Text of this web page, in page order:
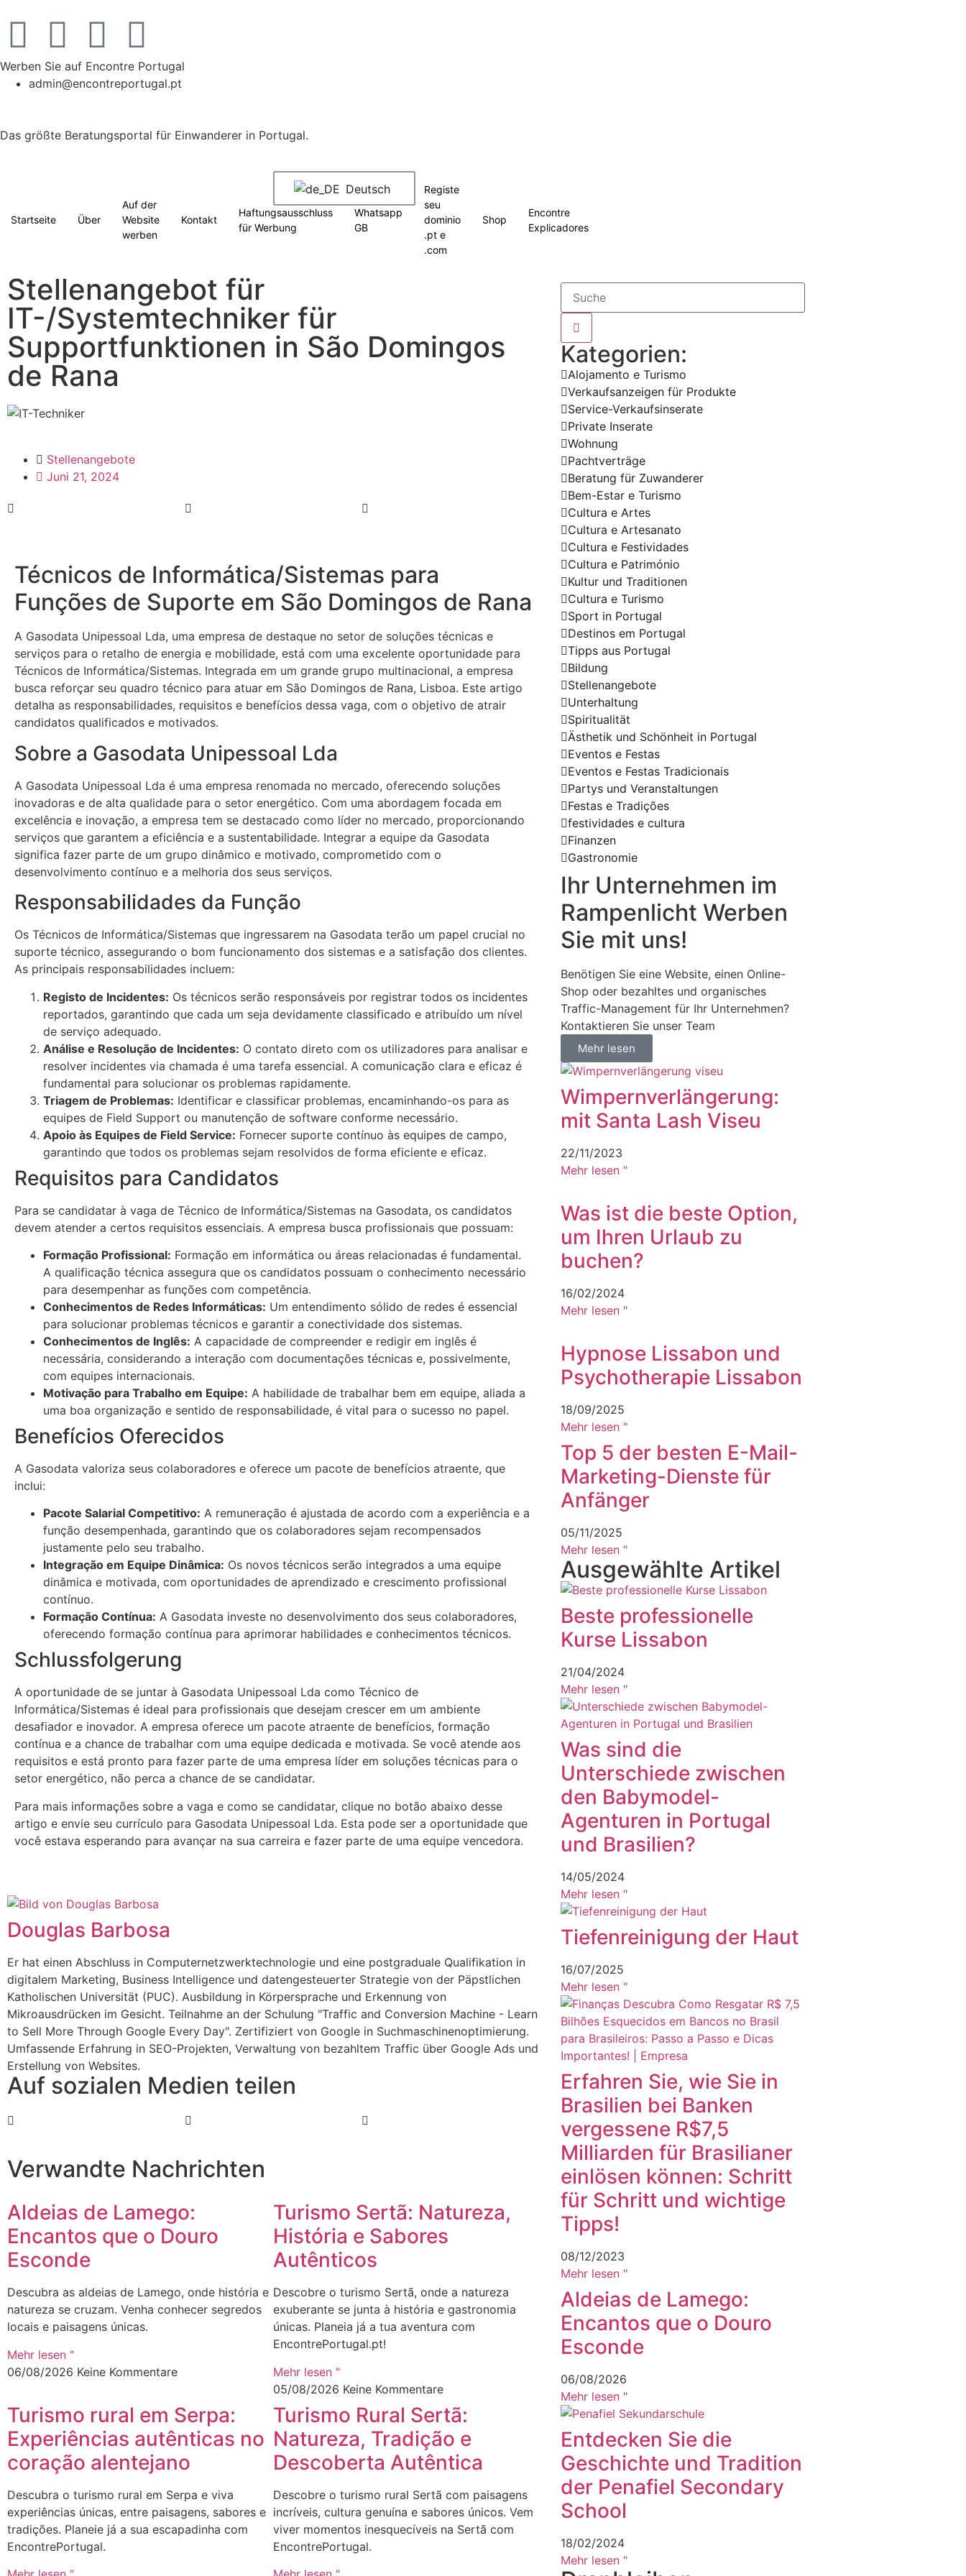
Werben Sie auf Encontre Portugal
admin@encontreportugal.pt
Das größte Beratungsportal für Einwanderer in Portugal.
Startseite Über
Auf der
Website
werben
Kontakt
Haftungsausschluss
für Werbung
Whatsapp
GB
Registe
seu
dominio
.pt e
.com
Shop
Encontre
Explicadores
Deutsch
Stellenangebot für
IT-/Systemtechniker für
Supportfunktionen in São Domingos
de Rana
Stellenangebote
Juni 21, 2024
Técnicos de Informática/Sistemas para
Funções de Suporte em São Domingos de Rana
A Gasodata Unipessoal Lda, uma empresa de destaque no setor de soluções técnicas e
serviços para o retalho de energia e mobilidade, está com uma excelente oportunidade para
Técnicos de Informática/Sistemas. Integrada em um grande grupo multinacional, a empresa
busca reforçar seu quadro técnico para atuar em São Domingos de Rana, Lisboa. Este artigo
detalha as responsabilidades, requisitos e benefícios dessa vaga, com o objetivo de atrair
candidatos qualificados e motivados.
Sobre a Gasodata Unipessoal Lda
A Gasodata Unipessoal Lda é uma empresa renomada no mercado, oferecendo soluções
inovadoras e de alta qualidade para o setor energético. Com uma abordagem focada em
excelência e inovação, a empresa tem se destacado como líder no mercado, proporcionando
serviços que garantem a eficiência e a sustentabilidade. Integrar a equipe da Gasodata
significa fazer parte de um grupo dinâmico e motivado, comprometido com o
desenvolvimento contínuo e a melhoria dos seus serviços.
Responsabilidades da Função
Os Técnicos de Informática/Sistemas que ingressarem na Gasodata terão um papel crucial no
suporte técnico, assegurando o bom funcionamento dos sistemas e a satisfação dos clientes.
As principais responsabilidades incluem:
Registo de Incidentes: Os técnicos serão responsáveis por registrar todos os incidentes
reportados, garantindo que cada um seja devidamente classificado e atribuído um nível
de serviço adequado.
Análise e Resolução de Incidentes: O contato direto com os utilizadores para analisar e
resolver incidentes via chamada é uma tarefa essencial. A comunicação clara e eficaz é
fundamental para solucionar os problemas rapidamente.
Triagem de Problemas: Identificar e classificar problemas, encaminhando-os para as
equipes de Field Support ou manutenção de software conforme necessário.
Apoio às Equipes de Field Service: Fornecer suporte contínuo às equipes de campo,
garantindo que todos os problemas sejam resolvidos de forma eficiente e eficaz.
Requisitos para Candidatos
Para se candidatar à vaga de Técnico de Informática/Sistemas na Gasodata, os candidatos
devem atender a certos requisitos essenciais. A empresa busca profissionais que possuam:
Formação Profissional: Formação em informática ou áreas relacionadas é fundamental.
A qualificação técnica assegura que os candidatos possuam o conhecimento necessário
para desempenhar as funções com competência.
Conhecimentos de Redes Informáticas: Um entendimento sólido de redes é essencial
para solucionar problemas técnicos e garantir a conectividade dos sistemas.
Conhecimentos de Inglês: A capacidade de compreender e redigir em inglês é
necessária, considerando a interação com documentações técnicas e, possivelmente,
com equipes internacionais.
Motivação para Trabalho em Equipe: A habilidade de trabalhar bem em equipe, aliada a
uma boa organização e sentido de responsabilidade, é vital para o sucesso no papel.
Benefícios Oferecidos
A Gasodata valoriza seus colaboradores e oferece um pacote de benefícios atraente, que
inclui:
Pacote Salarial Competitivo: A remuneração é ajustada de acordo com a experiência e a
função desempenhada, garantindo que os colaboradores sejam recompensados
justamente pelo seu trabalho.
Integração em Equipe Dinâmica: Os novos técnicos serão integrados a uma equipe
dinâmica e motivada, com oportunidades de aprendizado e crescimento profissional
contínuo.
Formação Contínua: A Gasodata investe no desenvolvimento dos seus colaboradores,
oferecendo formação contínua para aprimorar habilidades e conhecimentos técnicos.
Schlussfolgerung
A oportunidade de se juntar à Gasodata Unipessoal Lda como Técnico de
Informática/Sistemas é ideal para profissionais que desejam crescer em um ambiente
desafiador e inovador. A empresa oferece um pacote atraente de benefícios, formação
contínua e a chance de trabalhar com uma equipe dedicada e motivada. Se você atende aos
requisitos e está pronto para fazer parte de uma empresa líder em soluções técnicas para o
setor energético, não perca a chance de se candidatar.
Para mais informações sobre a vaga e como se candidatar, clique no botão abaixo desse
artigo e envie seu currículo para Gasodata Unipessoal Lda. Esta pode ser a oportunidade que
você estava esperando para avançar na sua carreira e fazer parte de uma equipe vencedora.
Douglas Barbosa
Er hat einen Abschluss in Computernetzwerktechnologie und eine postgraduale Qualifikation in
digitalem Marketing, Business Intelligence und datengesteuerter Strategie von der Päpstlichen
Katholischen Universität (PUC). Ausbildung in Körpersprache und Erkennung von
Mikroausdrücken im Gesicht. Teilnahme an der Schulung "Traffic and Conversion Machine - Learn
to Sell More Through Google Every Day". Zertifiziert von Google in Suchmaschinenoptimierung.
Umfassende Erfahrung in SEO-Projekten, Verwaltung von bezahltem Traffic über Google Ads und
Erstellung von Websites.
Auf sozialen Medien teilen
Verwandte Nachrichten
Aldeias de Lamego:
Encantos que o Douro
Esconde
Descubra as aldeias de Lamego, onde história e
natureza se cruzam. Venha conhecer segredos
locais e paisagens únicas.
Mehr lesen "
06/08/2026 Keine Kommentare
Turismo Sertã: Natureza,
História e Sabores
Autênticos
Descobre o turismo Sertã, onde a natureza
exuberante se junta à história e gastronomia
únicas. Planeia já a tua aventura com
EncontrePortugal.pt!
Mehr lesen "
05/08/2026 Keine Kommentare
Turismo rural em Serpa:
Experiências autênticas no
coração alentejano
Descubra o turismo rural em Serpa e viva
experiências únicas, entre paisagens, sabores e
tradições. Planeie já a sua escapadinha com
EncontrePortugal.
Turismo Rural Sertã:
Natureza, Tradição e
Descoberta Autêntica
Descobre o turismo rural Sertã com paisagens
incríveis, cultura genuína e sabores únicos. Vem
viver momentos inesquecíveis na Sertã com
EncontrePortugal.
Kategorien:
Alojamento e Turismo
Verkaufsanzeigen für Produkte
Service-Verkaufsinserate
Private Inserate
Wohnung
Pachtverträge
Beratung für Zuwanderer
Bem-Estar e Turismo
Cultura e Artes
Cultura e Artesanato
Cultura e Festividades
Cultura e Património
Kultur und Traditionen
Cultura e Turismo
Sport in Portugal
Destinos em Portugal
Tipps aus Portugal
Bildung
Stellenangebote
Unterhaltung
Spiritualität
Ästhetik und Schönheit in Portugal
Eventos e Festas
Eventos e Festas Tradicionais
Partys und Veranstaltungen
Festas e Tradições
festividades e cultura
Finanzen
Gastronomie
Ihr Unternehmen im
Rampenlicht Werben
Sie mit uns!
Benötigen Sie eine Website, einen Online-
Shop oder bezahltes und organisches
Traffic-Management für Ihr Unternehmen?
Kontaktieren Sie unser Team
Mehr lesen
Wimpernverlängerung:
mit Santa Lash Viseu
22/11/2023
Mehr lesen "
Was ist die beste Option,
um Ihren Urlaub zu
buchen?
16/02/2024
Mehr lesen "
Hypnose Lissabon und
Psychotherapie Lissabon
18/09/2025
Mehr lesen "
Top 5 der besten E-Mail-
Marketing-Dienste für
Anfänger
05/11/2025
Mehr lesen "
Ausgewählte Artikel
Beste professionelle
Kurse Lissabon
21/04/2024
Mehr lesen "
Was sind die
Unterschiede zwischen
den Babymodel-
Agenturen in Portugal
und Brasilien?
14/05/2024
Mehr lesen "
Tiefenreinigung der Haut
16/07/2025
Mehr lesen "
Erfahren Sie, wie Sie in
Brasilien bei Banken
vergessene R$7,5
Milliarden für Brasilianer
einlösen können: Schritt
für Schritt und wichtige
Tipps!
08/12/2023
Mehr lesen "
Aldeias de Lamego:
Encantos que o Douro
Esconde
06/08/2026
Mehr lesen "
Entdecken Sie die
Geschichte und Tradition
der Penafiel Secondary
School
18/02/2024
Mehr lesen "